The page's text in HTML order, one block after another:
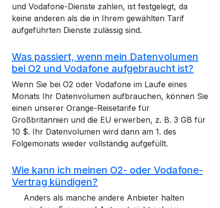
und Vodafone-Dienste zahlen, ist festgelegt, da
keine anderen als die in Ihrem gewählten Tarif
aufgeführten Dienste zulässig sind.
Was passiert, wenn mein Datenvolumen
bei O2 und Vodafone aufgebraucht ist?
Wenn Sie bei O2 oder Vodafone im Laufe eines
Monats Ihr Datenvolumen aufbrauchen, können Sie
einen unserer Orange-Reisetarife für
Großbritannien und die EU erwerben, z. B. 3 GB für
10 $. Ihr Datenvolumen wird dann am 1. des
Folgemonats wieder vollständig aufgefüllt.
Wie kann ich meinen O2- oder Vodafone-
Vertrag kündigen?
Anders als manche andere Anbieter halten